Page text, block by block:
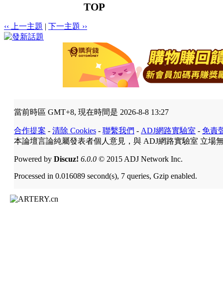
TOP
‹‹ 上一主題 | 下一主題 ››
當前時區 GMT+8, 現在時間是 2026-8-8 13:27
合作提案 - 清除 Cookies - 聯繫我們 - ADJ網路實驗室 - 免責
本論壇言論純屬發表者個人意見，與 ADJ網路實驗室 立場
Powered by Discuz! 6.0.0 © 2015 ADJ Network Inc.
Processed in 0.016089 second(s), 7 queries, Gzip enabled.